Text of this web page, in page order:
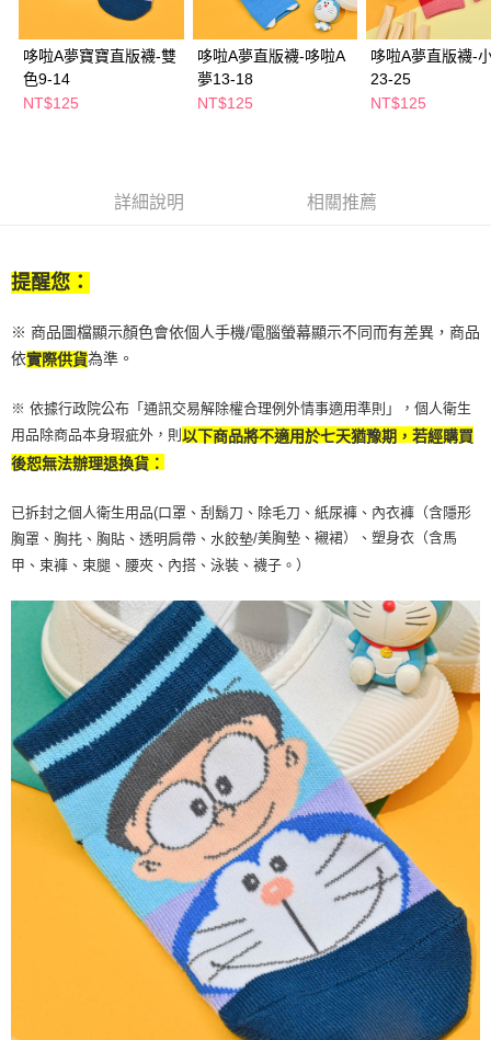
２．訂單成立數日內，您將收到繳費通知簡訊。
３．收到繳費通知簡訊後14天內，點擊此簡訊中的連結，可透過四大超商／
ATM／網路銀行／等多元方式進行付款，方視為交易完成。
※ 請注意：結帳手續完成當下不需立刻繳費，但若您需要取消訂單，請聯絡
購買商品的店家。未經商家同意取消之訂單仍視為有效，需透過AFTEE先享
後付繳納相關費用。
２．關於個人資料處理事宜，請瀏覽以下網址：
３．未成年的使用者請事先徵得法定代理人或監護人之同意方可使用
「AFTEE先享後付」，若未經同意申辦者引起之損失，本公司不負相關責
任。
時審查核予不同之上限額度；若仍有額度不足之情形，本公司將視審查結果
５．嚴禁一人註冊多個帳號或使用他人資訊註冊。若發現惡意使用之情形，
恩沛科技股份有限公司將有權停止該用戶之使用額度並採取法律行動。
每筆NT$65，滿NT$390(含以上)免運費
萊爾富取貨付款
每筆NT$65，滿NT$490(含以上)免運費
付款後7-11取貨
每筆NT$65，滿NT$490(含以上)免運費
宅配(本島)
每筆NT$100，滿NT$790(含以上)免運費
付款後寶雅門市自取(由倉庫統一出貨)
每筆NT$80，滿NT$290(含以上)免運費
哆啦A夢寶寶直版襪-雙
色9-14
NT$125
哆啦A夢直版襪-哆啦A
夢13-18
NT$125
哆啦A夢直版襪-
23-25
NT$125
詳細說明 相關推薦
提醒您：
※ 商品圖檔顯示顏色會依個人手機/電腦螢幕顯示不同而有差異，商品
依實際供貨為準。
※ 依據行政院公布「通訊交易解除權合理例外情事適用準則」，個人衛生
用品除商品本身瑕疵外，則 以下商品將不適用於七天猶豫期，若經購買
後恕無法辦理退換貨：
已拆封之個人衛生用品(口罩、刮鬍刀、除毛刀、紙尿褲、內衣褲（含隱形
胸罩、胸扥、胸貼、透明肩帶、水餃墊/美胸墊、襯裙）、塑身衣（含馬
甲、束褲、束腿、腰夾、內搭、泳裝、襪子。）